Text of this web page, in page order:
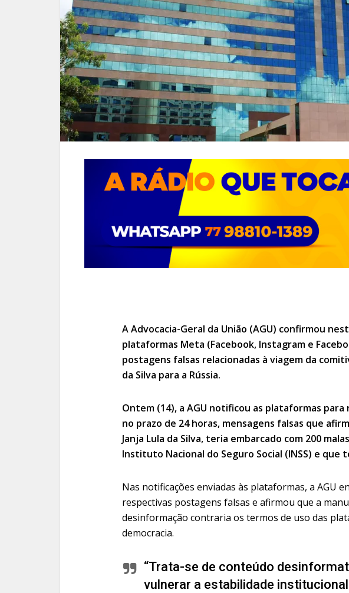
A Advocacia-Geral da União (AGU) confirmou
plataformas Meta (Facebook, Instagram e
postagens falsas relacionadas à viagem da
da Silva para a Rússia.
Ontem (14), a AGU notificou as plataformas
no prazo de 24 horas, mensagens falsas que
Janja Lula da Silva, teria embarcado com 200
Instituto Nacional do Seguro Social (INSS) e que
Nas notificações enviadas às plataformas, a AGU
respectivas postagens falsas e afirmou que a
desinformação contraria os termos de uso das
democracia.
“Trata-se de conteúdo
vulnerar a estabilidade